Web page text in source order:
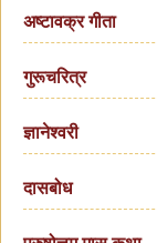
अष्टावक्र गीता
गुरूचरित्र
ज्ञानेश्वरी
दासबोध